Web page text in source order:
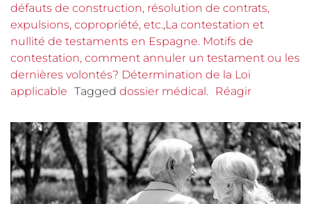
défauts de construction, résolution de contrats,
expulsions, copropriété, etc.,La contestation et
nullité de testaments en Espagne. Motifs de
contestation, comment annuler un testament ou les
dernières volontés? Détermination de la Loi
applicable Tagged dossier médical. Réagir